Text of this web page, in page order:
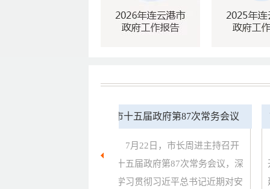
市十五届政府第87次常务会议
7月22日，市长周进主持召开
市十五届政府第87次常务会议，深
入学习贯彻习近平总书记近期对安